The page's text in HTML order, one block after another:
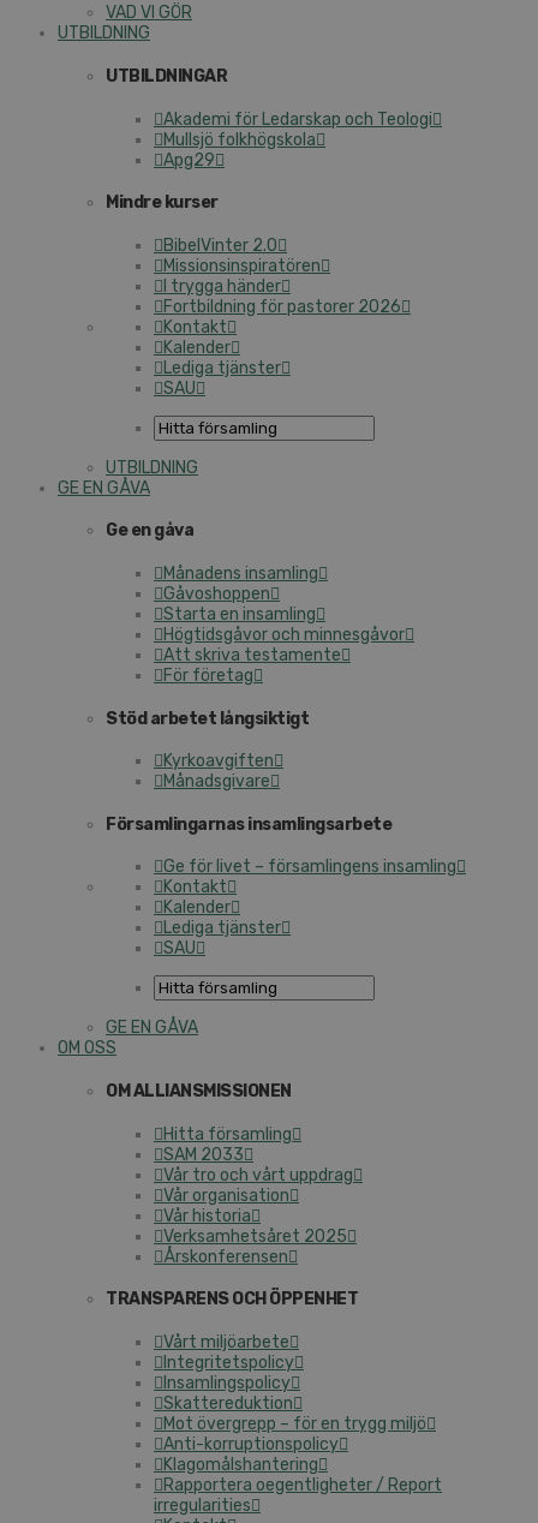
VAD VI GÖR
UTBILDNING
UTBILDNINGAR
Akademi för Ledarskap och Teologi
Mullsjö folkhögskola
Apg29
Mindre kurser
BibelVinter 2.0
Missionsinspiratören
I trygga händer
Fortbildning för pastorer 2026
Kontakt
Kalender
Lediga tjänster
SAU
UTBILDNING
GE EN GÅVA
Ge en gåva
Månadens insamling
Gåvoshoppen
Starta en insamling
Högtidsgåvor och minnesgåvor
Att skriva testamente
För företag
Stöd arbetet långsiktigt
Kyrkoavgiften
Månadsgivare
Församlingarnas insamlingsarbete
Ge för livet – församlingens insamling
Kontakt
Kalender
Lediga tjänster
SAU
GE EN GÅVA
OM OSS
OM ALLIANSMISSIONEN
Hitta församling
SAM 2033
Vår tro och vårt uppdrag
Vår organisation
Vår historia
Verksamhetsåret 2025
Årskonferensen
TRANSPARENS OCH ÖPPENHET
Vårt miljöarbete
Integritetspolicy
Insamlingspolicy
Skattereduktion
Mot övergrepp – för en trygg miljö
Anti-korruptionspolicy
Klagomålshantering
Rapportera oegentligheter / Report
irregularities